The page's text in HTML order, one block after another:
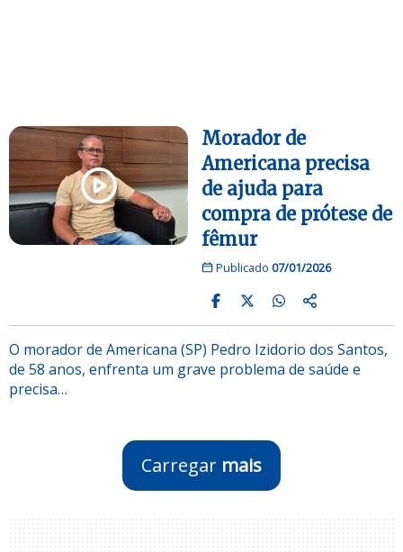
Morador de
Americana precisa
de ajuda para
compra de prótese de
fêmur
Publicado 07/01/2026
O morador de Americana (SP) Pedro Izidorio dos Santos,
de 58 anos, enfrenta um grave problema de saúde e
precisa…
Carregar mais